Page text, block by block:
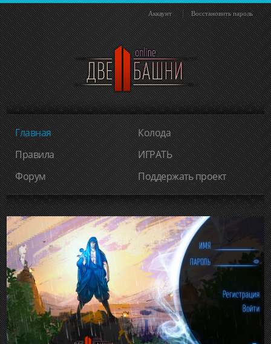
Аккаунт Восстановить пароль
Главная
Колода
Правила
ИГРАТЬ
Форум
Поддержать проект